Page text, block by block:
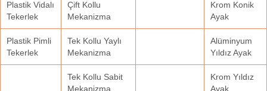
Plastik Vidalı
Tekerlek
Çift Kollu
Mekanizma
Krom Konik
Ayak
Plastik Pimli
Tekerlek
Tek Kollu Yaylı
Mekanizma
Alüminyum
Yıldız Ayak
Tek Kollu Sabit
Mekanizma
Krom Yıldız
Ayak